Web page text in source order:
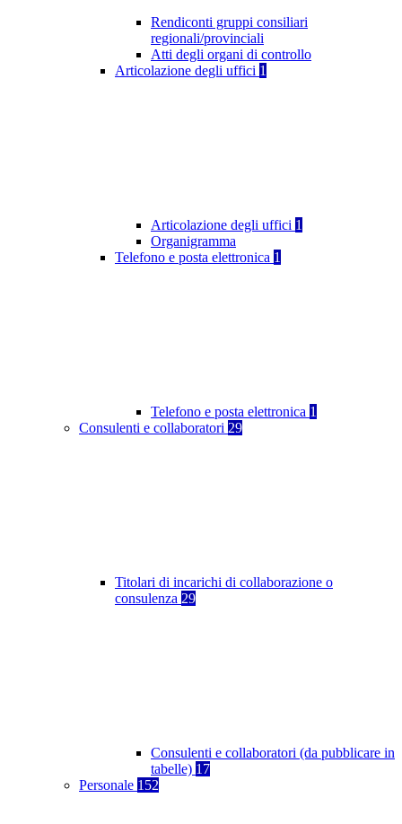
Rendiconti gruppi consiliari
regionali/provinciali
Atti degli organi di controllo
Articolazione degli uffici 1
Articolazione degli uffici 1
Organigramma
Telefono e posta elettronica 1
Telefono e posta elettronica 1
Consulenti e collaboratori 29
Titolari di incarichi di collaborazione o
consulenza 29
Consulenti e collaboratori (da pubblicare in
tabelle) 17
Personale 152